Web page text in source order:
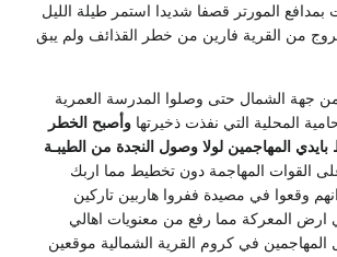
المورتر قصفا شديدا استمر طيلة الليل
من القرية فارين من خطر القذائف ولم يبق
جهة الشمال حتى وصلوا المدرسة العمرية
المحلية التي نفذت ذخيرتها وأصبح الخطر
المهاجمين لولا وصول النجدة من الطيبـة
القوات المهاجمة دون تخطيط مما اربك
وقعوا في مصيدة ففروا هاربين تاركين
ارض المعركة مما رفع من معنويات اهالي
المهاجمين في كروم القرية الشمالية موقعين